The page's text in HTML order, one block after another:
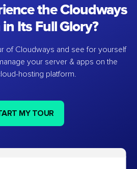
the Cloudways
Its Full Glory?
of Cloudways and see for yourself
your server & apps on the
hosting platform.
MY TOUR